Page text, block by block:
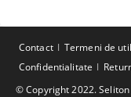
© Copyright 2022.
Contact Termeni de
Confidentialitate